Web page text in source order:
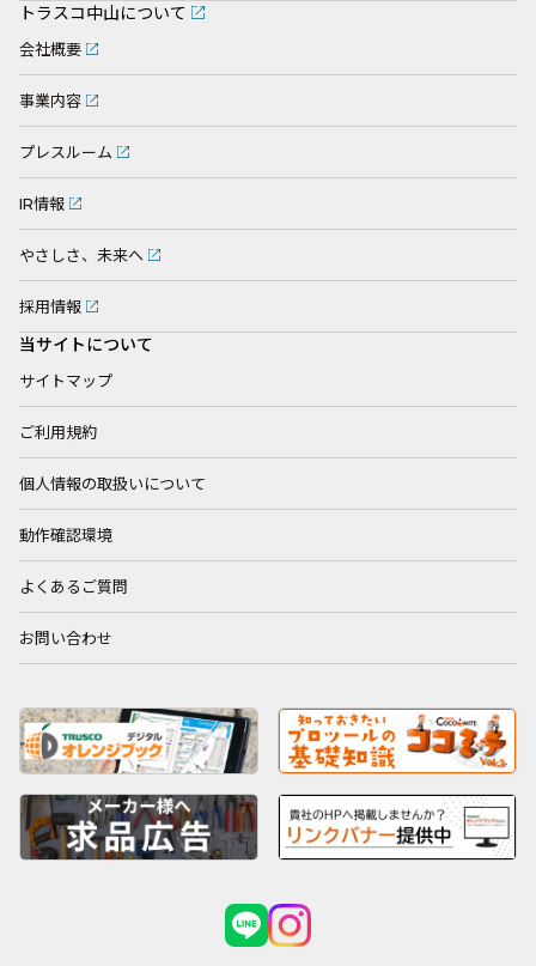
トラスコ中山について
会社概要
事業内容
プレスルーム
IR情報
やさしさ、未来へ
採用情報
当サイトについて
サイトマップ
ご利用規約
個人情報の取扱いについて
動作確認環境
よくあるご質問
お問い合わせ